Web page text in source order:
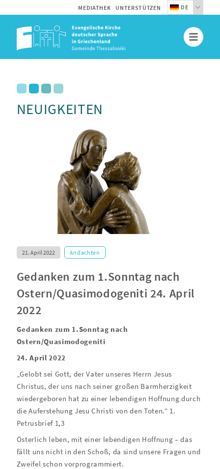
MEDIATHEK UNTERSTÜTZEN DE
NEUIGKEITEN
21. April 2022 Andachten
Gedanken zum 1.Sonntag nach
Ostern/Quasimodogeniti 24. April
2022
Gedanken zum 1.Sonntag nach
Ostern/Quasimodogeniti
24. April 2022
„Gelobt sei Gott, der Vater unseres Herrn Jesus
Christus, der uns nach seiner großen Barmherzigkeit
wiedergeboren hat zu einer lebendigen Hoffnung durch
die Auferstehung Jesu Christi von den Toten.“ 1.
Petrusbrief 1,3
Österlich leben, mit einer lebendigen Hoffnung – das
fällt uns nicht in den Schoß, da sind unsere Fragen und
Zweifel schon vorprogrammiert.